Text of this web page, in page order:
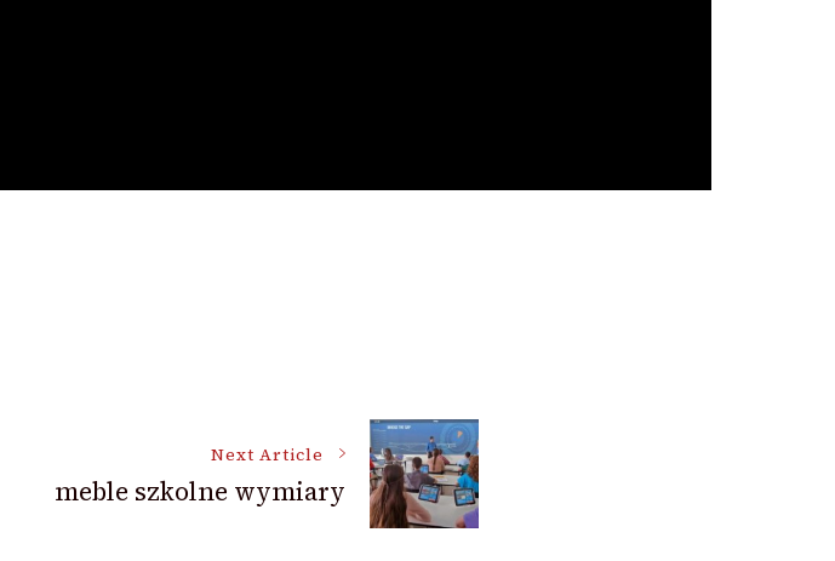
Next Article
meble szkolne wymiary